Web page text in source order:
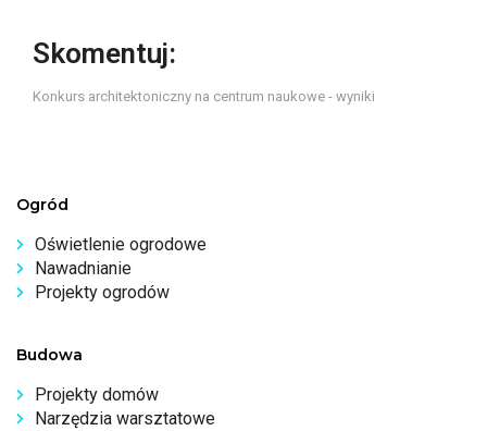
Skomentuj:
Konkurs architektoniczny na centrum naukowe - wyniki
Ogród
Oświetlenie ogrodowe
Nawadnianie
Projekty ogrodów
Budowa
Projekty domów
Narzędzia warsztatowe